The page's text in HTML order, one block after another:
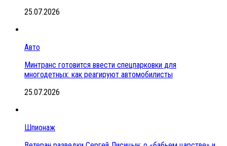
25.07.2026
Авто
Минтранс готовится ввести спецпарковки для
многодетных: как реагируют автомобилисты
25.07.2026
Шпионаж